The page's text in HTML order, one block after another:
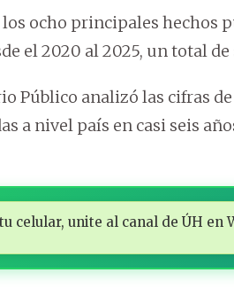
ocho principales hechos
el 2020 al 2025, un total de
Público analizó las cifras
a nivel país en casi seis
celular, unite al canal de ÚH en